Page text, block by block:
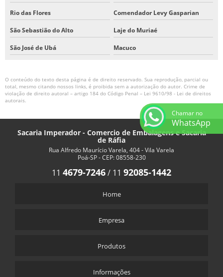
Rio das Flores Comendador Levy Gasparian
São Sebastião do Alto Laje do Muriaé
São José de Ubá Macuco
O conteúdo do texto desta página é de direito reservado. Sua reprodução, parcial ou
total, mesmo citando nossos links, é proibida sem a autorização do autor. Crime de
violação de direito autoral – artigo 184 do Código Penal – Lei 9610/98 - Lei de direitos
autorais.
Sacaria Imperador - Comercio de Embalagens e Sacaria
de Ráfia
Rua Alfredo Maurício Varela, 404 - Vila Varela
Poá-SP - CEP: 08558-230
11 4679-7246/ 11 92085-1442
Home
Empresa
Produtos
Informações
Chamar no
WhatsApp